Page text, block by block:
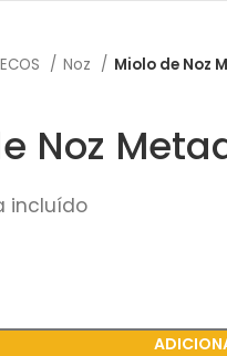
Noz Miolo de Noz
Noz
incluído